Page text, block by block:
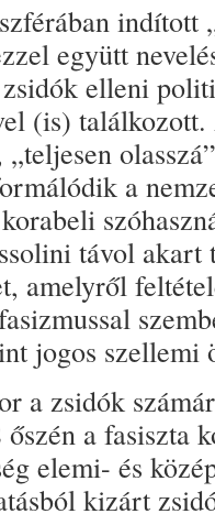
indított
együtt
elleni
(is)
a
távol
amelyről
jogos szellemi
a zsidók
a fasiszta
elemi- és
kizárt